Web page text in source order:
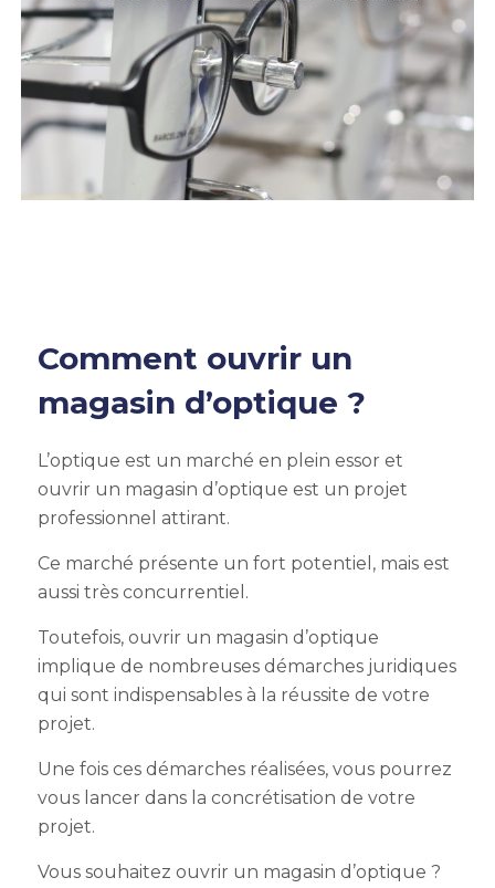
Comment ouvrir un
magasin d’optique ?
L’optique est un marché en plein essor et
ouvrir un magasin d’optique est un projet
professionnel attirant.
Ce marché présente un fort potentiel, mais est
aussi très concurrentiel.
Toutefois, ouvrir un magasin d’optique
implique de nombreuses démarches juridiques
qui sont indispensables à la réussite de votre
projet.
Une fois ces démarches réalisées, vous pourrez
vous lancer dans la concrétisation de votre
projet.
Vous souhaitez ouvrir un magasin d’optique ?